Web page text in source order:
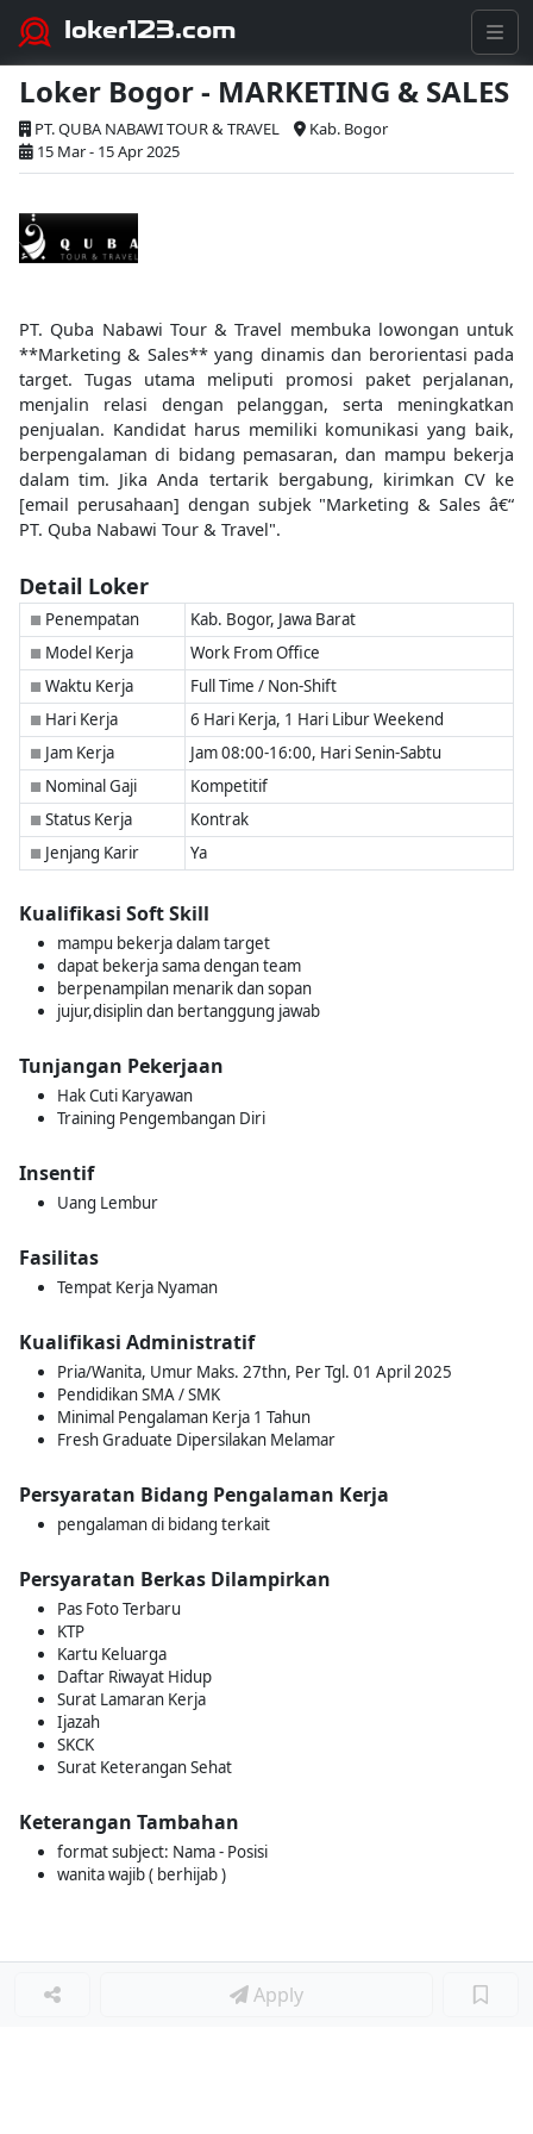
loker123.com
Loker Bogor - MARKETING & SALES
PT. QUBA NABAWI TOUR & TRAVEL
Kab. Bogor
15 Mar - 15 Apr 2025
PT. Quba Nabawi Tour & Travel membuka lowongan untuk
**Marketing & Sales** yang dinamis dan berorientasi pada
target. Tugas utama meliputi promosi paket perjalanan,
menjalin relasi dengan pelanggan, serta meningkatkan
penjualan. Kandidat harus memiliki komunikasi yang baik,
berpengalaman di bidang pemasaran, dan mampu bekerja
dalam tim. Jika Anda tertarik bergabung, kirimkan CV ke
[email perusahaan] dengan subjek "Marketing & Sales â€“
PT. Quba Nabawi Tour & Travel".
Detail Loker
■ Penempatan Kab. Bogor, Jawa Barat
■ Model Kerja Work From Office
■ Waktu Kerja Full Time / Non-Shift
■ Hari Kerja 6 Hari Kerja, 1 Hari Libur Weekend
■ Jam Kerja Jam 08:00-16:00, Hari Senin-Sabtu
■ Nominal Gaji Kompetitif
■ Status Kerja Kontrak
■ Jenjang Karir Ya
Kualifikasi Soft Skill
mampu bekerja dalam target
dapat bekerja sama dengan team
berpenampilan menarik dan sopan
jujur,disiplin dan bertanggung jawab
Tunjangan Pekerjaan
Hak Cuti Karyawan
Training Pengembangan Diri
Insentif
Uang Lembur
Fasilitas
Tempat Kerja Nyaman
Kualifikasi Administratif
Pria/Wanita, Umur Maks. 27thn, Per Tgl. 01 April 2025
Pendidikan SMA / SMK
Minimal Pengalaman Kerja 1 Tahun
Fresh Graduate Dipersilakan Melamar
Persyaratan Bidang Pengalaman Kerja
pengalaman di bidang terkait
Persyaratan Berkas Dilampirkan
Pas Foto Terbaru
KTP
Kartu Keluarga
Daftar Riwayat Hidup
Surat Lamaran Kerja
Ijazah
SKCK
Surat Keterangan Sehat
Keterangan Tambahan
format subject: Nama - Posisi
wanita wajib ( berhijab )
Apply